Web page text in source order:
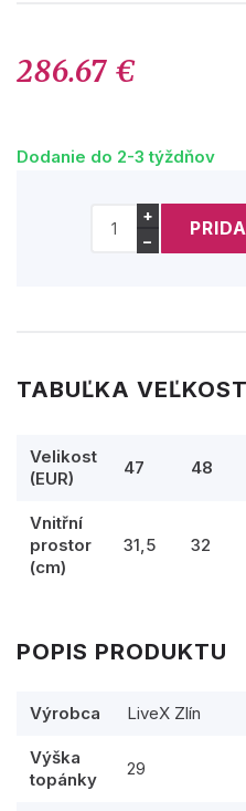
286.67 €
Dodanie do 2-3 týždňov
+
−
TABUĽKA
Velikost
(EUR)
47 48
Vnitřní
prostor
(cm)
31,5 32
POPIS PRODUKTU
Výrobca LiveX Zlín
Výška
topánky
29